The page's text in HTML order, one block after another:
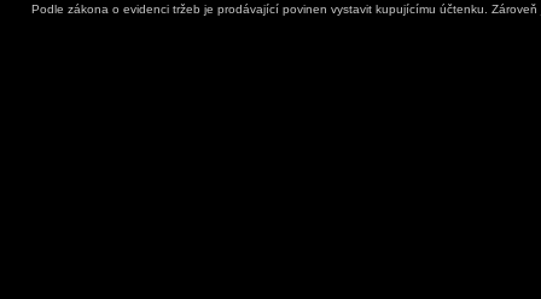
Podle zákona o evidenci tržeb je prodávající povinen vystavit kupujícímu účtenku.